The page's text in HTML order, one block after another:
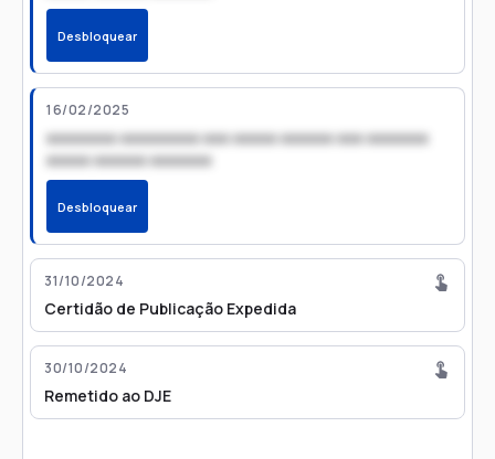
Desbloquear
16/02/2025
xxxxxxxx xxxxxxxxx xxx xxxxx xxxxxx xxx xxxxxxx
xxxxx xxxxxx xxxxxxx
Desbloquear
31/10/2024
Certidão de Publicação Expedida
30/10/2024
Remetido ao DJE